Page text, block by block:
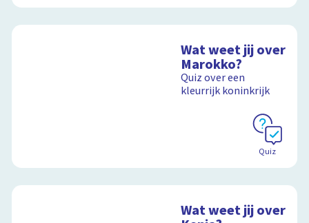
Wat weet jij over
Marokko?
Quiz over een
kleurrijk koninkrijk
Quiz
Wat weet jij over